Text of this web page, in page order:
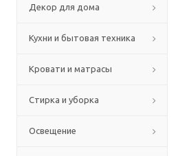
Декор для дома
Кухни и бытовая техника
Кровати и матрасы
Стирка и уборка
Освещение